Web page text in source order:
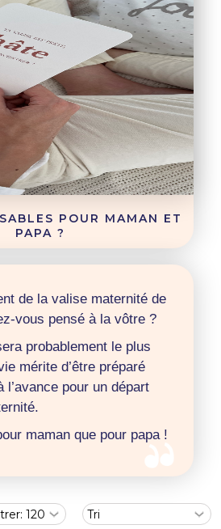
POUR MAMAN ET
PAPA ?
de la valise maternité de
vous pensé à la vôtre ?
probablement le plus
mérite d’être préparé
l’avance pour un départ
maman que pour papa !